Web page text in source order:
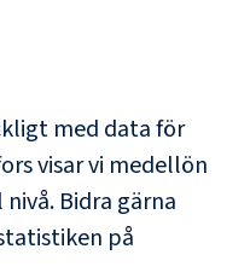
med data för
visar vi medellön
Bidra gärna
på